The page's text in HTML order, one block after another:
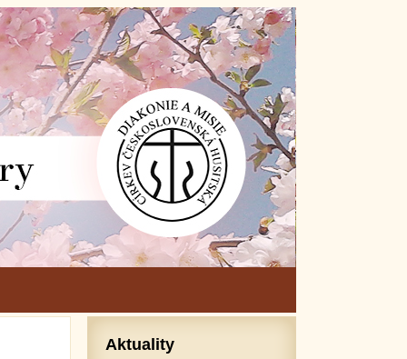
Aktuality